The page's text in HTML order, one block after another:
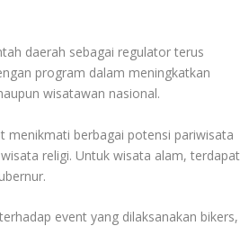
daerah sebagai regulator terus
program dalam meningkatkan
wisatawan nasional.
menikmati berbagai potensi pariwisata
religi. Untuk wisata alam, terdapat
event yang dilaksanakan bikers,